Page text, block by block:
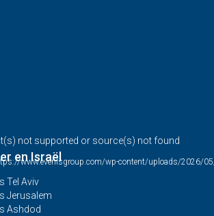
not supported or source(s) not found
www.evenisgroup.com/wp-content/uploads/2026/
en Israël
Tel Aviv
Jerusalem
Ashdod